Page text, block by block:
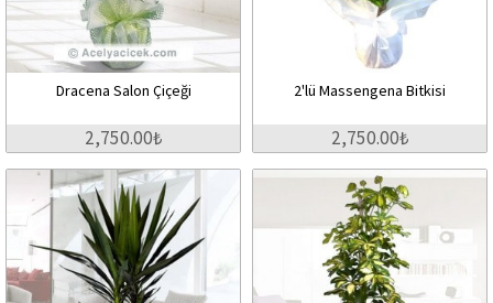
Dracena Salon Çiçeği
2,750.00₺
2'lü Massengena Bitkisi
2,750.00₺